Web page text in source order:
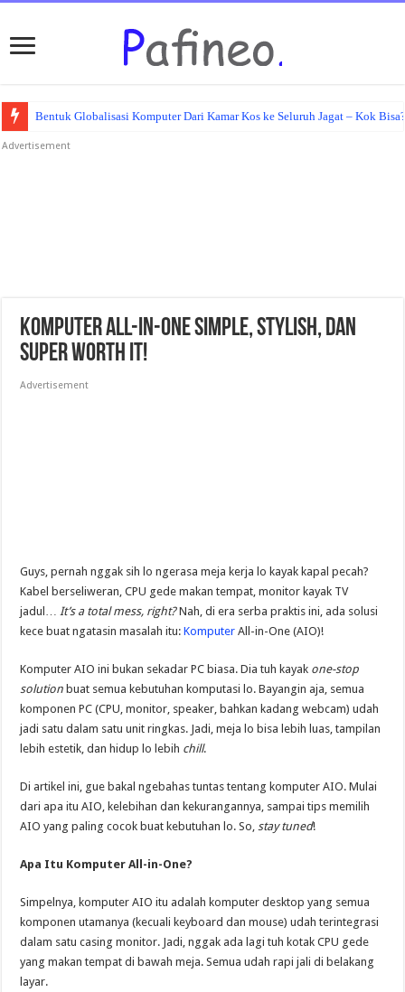
Bentuk Globalisasi Komputer Dari Kamar Kos ke Seluruh Jagat – Kok
Advertisement
Komputer All-in-One Simple, Stylish, dan
Super Worth It!
Advertisement
Guys, pernah nggak sih lo ngerasa meja kerja lo kayak kapal pecah?
Kabel berseliweran, CPU gede makan tempat, monitor kayak TV
jadul…
It’s a total mess, right?Nah, di era serba praktis ini, ada solusi
kece buat ngatasin masalah itu:Komputer All-in-One (AIO)!
Komputer AIO ini bukan sekadar PC biasa. Dia tuh kayak one-stop
solution buat semua kebutuhan komputasi lo. Bayangin aja, semua
komponen PC (CPU, monitor, speaker, bahkan kadang webcam) udah
jadi satu dalam satu unit ringkas. Jadi, meja lo bisa lebih luas, tampilan
lebih estetik, dan hidup lo lebih chill.
Di artikel ini, gue bakal ngebahas tuntas tentang komputer AIO. Mulai
dari apa itu AIO, kelebihan dan kekurangannya, sampai tips memilih
AIO yang paling cocok buat kebutuhan lo. So, stay tuned!
Apa Itu Komputer All-in-One?
Simpelnya, komputer AIO itu adalah komputer desktop yang semua
komponen utamanya (kecuali keyboard dan mouse) udah terintegrasi
dalam satu casing monitor. Jadi, nggak ada lagi tuh kotak CPU gede
yang makan tempat di bawah meja. Semua udah rapi jali di belakang
layar.